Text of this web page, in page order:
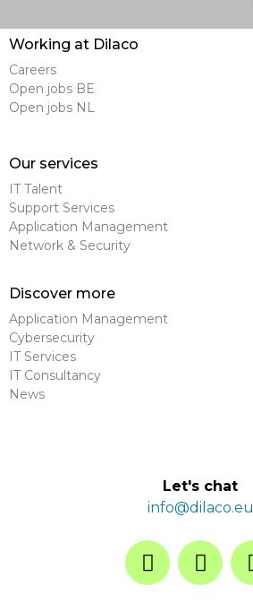
Working at Dilaco
Careers
Open jobs BE
Open jobs NL
Our services
IT Talent
Support Services
Application Management
Network & Security
Discover more
Application Management
Cybersecurity
IT Services
IT Consultancy
News
Let's chat
info@dilaco.eu